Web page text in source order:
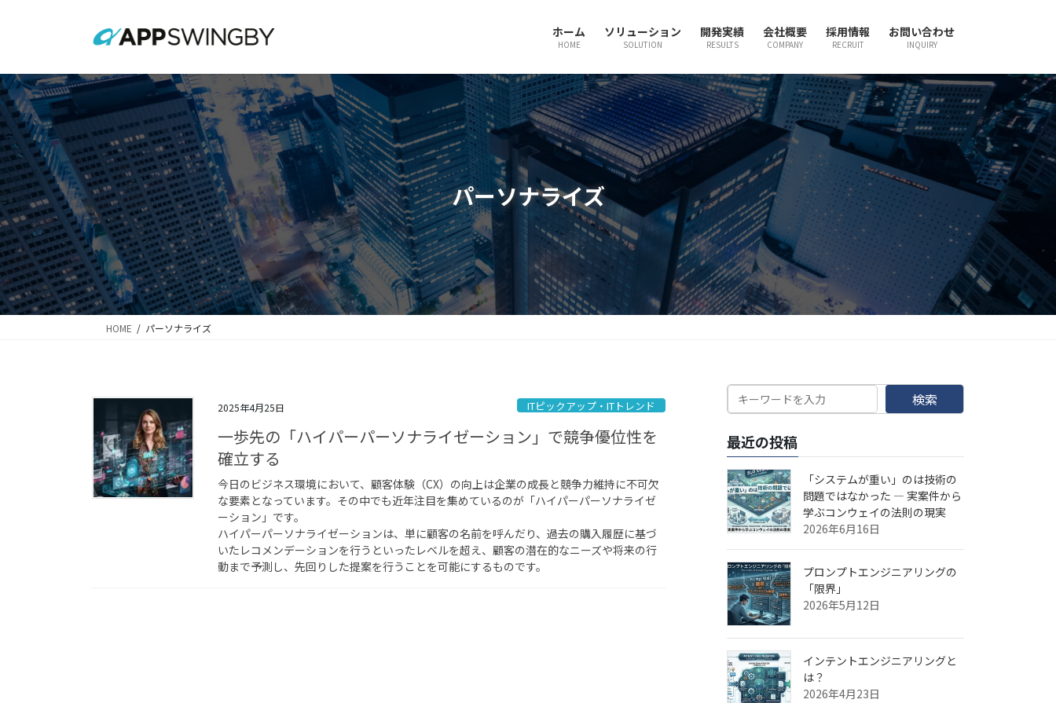
ツ
に
移
動
シ
ョ
ン
に
移
動
ホーム
HOME
ソリューション
SOLUTION
開発実績
RESULTS
会社概要
COMPANY
採用情報
RECRUIT
お問い合わせ
INQUIRY
パーソナライズ
HOME パーソナライズ
2025年4月25日 ITピックアップ・ITトレンド
一歩先の「ハイパーパーソナライゼーション」で競争優位性を
確立する
今日のビジネス環境において、顧客体験（CX）の向上は企業の成長と競争力維持に不可欠
な要素となっています。その中でも近年注目を集めているのが「ハイパーパーソナライゼ
ーション」です。
ハイパーパーソナライゼーションは、単に顧客の名前を呼んだり、過去の購入履歴に基づ
いたレコメンデーションを行うといったレベルを超え、顧客の潜在的なニーズや将来の行
動まで予測し、先回りした提案を行うことを可能にするものです。
検索
最近の投稿
「システムが重い」のは技術の
問題ではなかった — 実案件から
学ぶコンウェイの法則の現実
2026年6月16日
プロンプトエンジニアリングの
「限界」
2026年5月12日
インテントエンジニアリングと
は？
2026年4月23日